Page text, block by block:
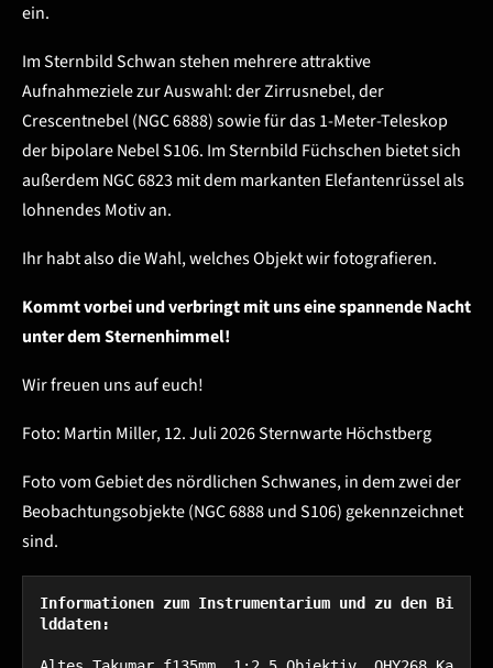
ein.
Im Sternbild Schwan stehen mehrere attraktive
Aufnahmeziele zur Auswahl: der Zirrusnebel, der
Crescentnebel (NGC 6888) sowie für das 1-Meter-Teleskop
der bipolare Nebel S106. Im Sternbild Füchschen bietet sich
außerdem NGC 6823 mit dem markanten Elefantenrüssel als
lohnendes Motiv an.
Ihr habt also die Wahl, welches Objekt wir fotografieren.
Kommt vorbei und verbringt mit uns eine spannende Nacht
unter dem Sternenhimmel!
Wir freuen uns auf euch!
Foto: Martin Miller, 12. Juli 2026 Sternwarte Höchstberg
Foto vom Gebiet des nördlichen Schwanes, in dem zwei der
Beobachtungsobjekte (NGC 6888 und S106) gekennzeichnet
sind.
Informationen zum Instrumentarium und zu den Bi
lddaten: